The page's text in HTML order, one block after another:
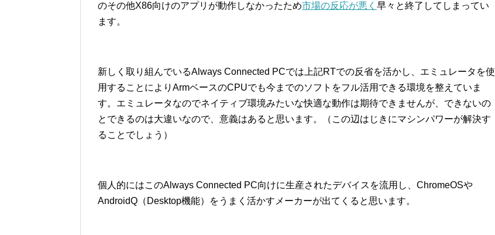
のその他X86向けのアプリが動作しなかったため市場の反応が悪く 早々と終了してしまってい
ます。
新しく取り組んでいるAlways Connected PCでは上記RTでの反省を活かし、エミュレータを使
用することによりArmベースのCPUでも今までのソフトをフル活用できる環境を整えていま
す。エミュレータなのでネイティブ環境みたいな快適な動作は期待できませんが、できないの
とできるのは大違いなので、意義はあると思います。（この辺はじきにマシンパワーが解決す
ることでしょう）
個人的にはこのAlways Connected PC向けに生産されたデバイスを流用し、ChromeOSや
AndroidQ（Desktop機能）をうまく活かすメーカーが出てくると思います。